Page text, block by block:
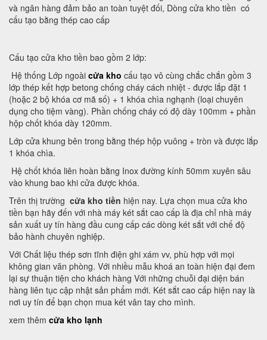
và ngân hàng đảm bảo an toàn tuyệt đối, Dòng cửa kho tiền có
cấu tạo bằng thép cao cấp
Cấu tạo cửa kho tiền bao gồm 2 lớp:
Hệ thống Lớp ngoài cửa kho cấu tạo vô cùng chắc chắn gồm 3
lớp thép kết hợp betong chống cháy cách nhiệt - được lắp đặt 1
(hoặc 2 bộ khóa cơ mã số) + 1 khóa chìa nghạnh (loại chuyên
dụng cho tiệm vàng). Phần chống cháy có độ dày 100mm + phần
hộp chốt khóa dày 120mm.
Lớp cửa khung bên trong bằng thép hộp vuông + tròn và được lắp
1 khóa chìa.
Hệ chốt khóa liên hoàn bằng Inox đường kính 50mm xuyên sâu
vào khung bao khi cửa được khóa.
Trên thị trường cửa kho tiền hiện nay. Lựa chọn mua cửa kho
tiền bạn hãy đến với nhà máy két sắt cao cấp là địa chỉ nhà máy
sản xuất uy tín hàng đầu cung cấp các dòng két sắt với chế độ
bảo hành chuyên nghiệp.
Với Chất liệu thép sơn tĩnh điện ghi xám vv, phù hợp với mọi
không gian văn phòng. Với nhiều mẫu khoá an toàn hiện đại đem
lại sự thuận tiện cho khách hàng Với những chuỗi đại diện bán
hàng liên tục cập nhật sản phẩm mới. Két sắt cao cấp hiện nay là
nơi uy tín để bạn chọn mua két vân tay cho mình.
xem thêm cửa kho lạnh